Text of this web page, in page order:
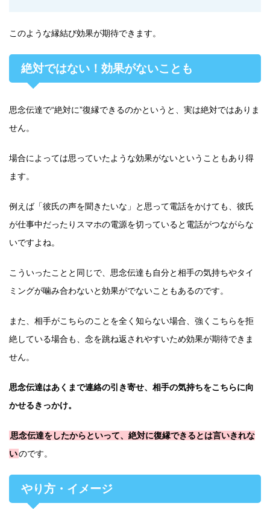
このような縁結び効果が期待できます。
絶対ではない！効果がないことも
思念伝達で“絶対に”復縁できるのかというと、実は絶対ではありま
せん。
場合によっては思っていたような効果がないということもあり得
ます。
例えば「彼氏の声を聞きたいな」と思って電話をかけても、彼氏
が仕事中だったりスマホの電源を切っていると電話がつながらな
いですよね。
こういったことと同じで、思念伝達も自分と相手の気持ちやタイ
ミングが噛み合わないと効果がでないこともあるのです。
また、相手がこちらのことを全く知らない場合、強くこちらを拒
絶している場合も、念を跳ね返されやすいため効果が期待できま
せん。
思念伝達はあくまで連絡の引き寄せ、相手の気持ちをこちらに向
かせるきっかけ。
思念伝達をしたからといって、絶対に復縁できるとは言いきれな
いのです。
やり方・イメージ